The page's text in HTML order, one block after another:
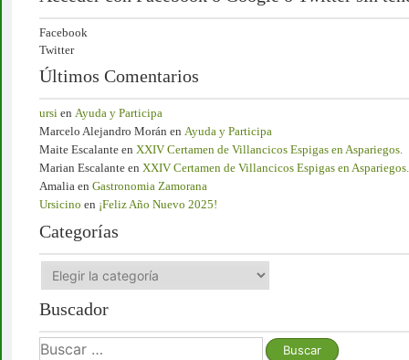
Facebook
Twitter
Últimos Comentarios
ursi en Ayuda y Participa
Marcelo Alejandro Morán en Ayuda y Participa
Maite Escalante en XXIV Certamen de Villancicos Espigas en Aspariegos.
Marian Escalante en XXIV Certamen de Villancicos Espigas en Aspariegos.
Amalia en Gastronomia Zamorana
Ursicino en ¡Feliz Año Nuevo 2025!
Categorías
Buscador